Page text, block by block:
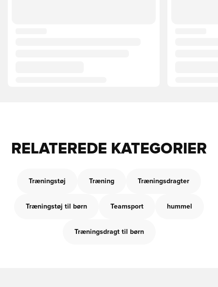
RELATEREDE KATEGORIER
Træningstøj Træning Træningsdragter
Træningstøj til børn Teamsport hummel
Træningsdragt til børn